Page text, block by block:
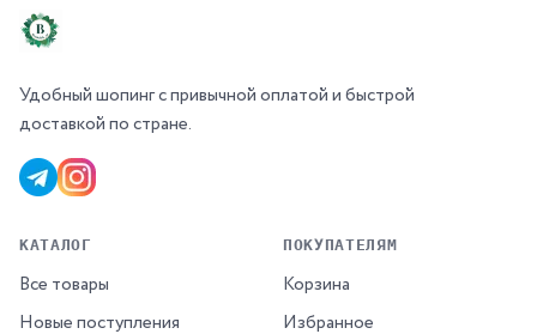
Удобный шопинг с привычной оплатой и быстрой
доставкой по стране.
КАТАЛОГ
Все товары
Новые поступления
ПОКУПАТЕЛЯМ
Корзина
Избранное